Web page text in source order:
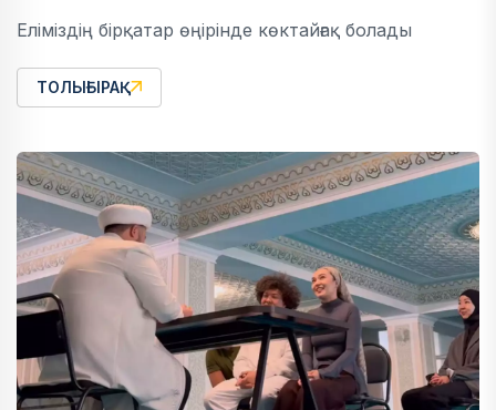
Еліміздің бірқатар өңірінде көктайғақ болады
ТОЛЫҒЫРАҚ